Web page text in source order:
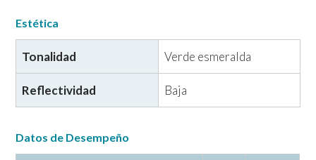
Estética
Tonalidad Verde esmeralda
Reflectividad Baja
Datos de Desempeño